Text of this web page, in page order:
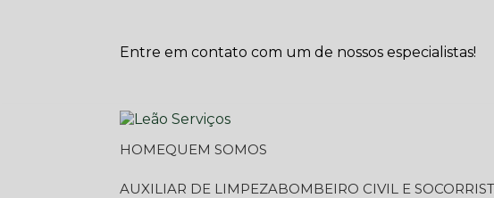
Entre em contato com um de nossos especialistas!
HOME
QUEM SOMOS
AUXILIAR DE LIMPEZA
BOMBEIRO CIVIL E